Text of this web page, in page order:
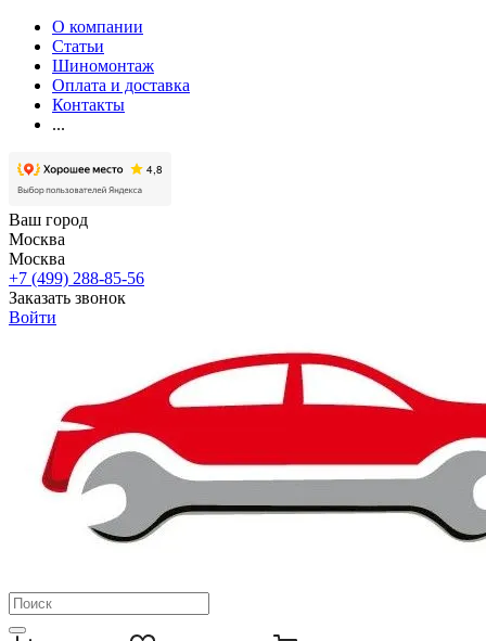
О компании
Статьи
Шиномонтаж
Оплата и доставка
Контакты
...
Ваш город
Москва
Москва
+7 (499) 288-85-56
Заказать звонок
Войти